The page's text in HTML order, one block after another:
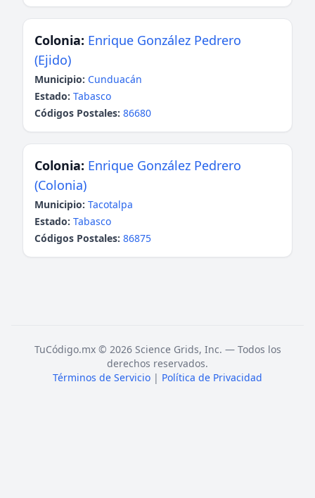
Colonia: Enrique González Pedrero
(Ejido)
Municipio: Cunduacán
Estado: Tabasco
Códigos Postales: 86680
Colonia: Enrique González Pedrero
(Colonia)
Municipio: Tacotalpa
Estado: Tabasco
Códigos Postales: 86875
TuCódigo.mx © 2026 Science Grids, Inc. — Todos los
derechos reservados.
Términos de Servicio | Política de Privacidad